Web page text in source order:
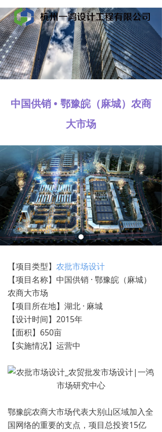
中国供销 • 鄂豫皖（麻城）农商
大市场
【项目类型】 农批市场设计
【项目名称】中国供销 · 鄂豫皖（麻城）
农商大市场
【项目所在地】湖北 · 麻城
【设计时间】2015年
【面积】650亩
【实施情况】运营中
鄂豫皖农商大市场代表大别山区域加入全
国网络的重要的支点，项目总投资15亿